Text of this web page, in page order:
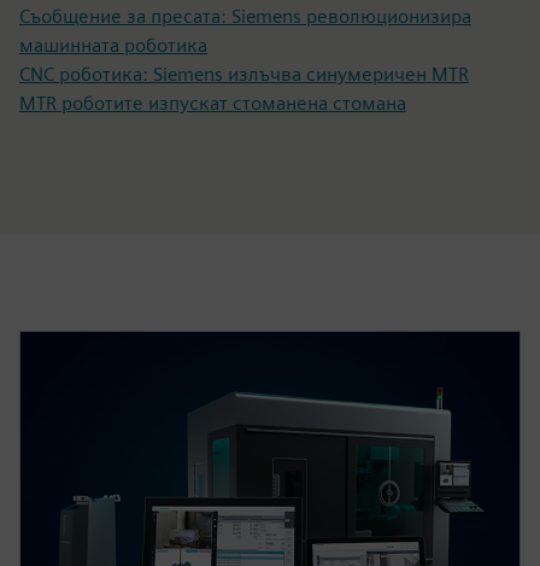
Съобщение за пресата: Siemens революционизира
машинната роботика
CNC роботика: Siemens излъчва синумеричен MTR
MTR роботите изпускат стоманена стомана